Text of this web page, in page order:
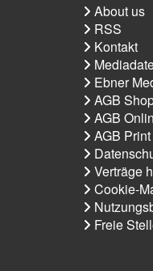
About us
RSS
Kontakt
Ebner
AGB
AGB
AGB Print
Verträge
Cookie-
Freie